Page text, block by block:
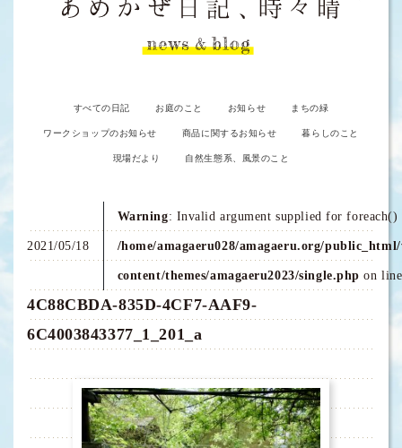
すべての日記 お庭のこと お知らせ まちの緑
ワークショップのお知らせ 商品に関するお知らせ 暮らしのこと
現場だより 自然生態系、風景のこと
2021/05/18
Warning: Invalid argument supplied for foreach()
/home/amagaeru028/amagaeru.org/
content/themes/amagaeru2023/single.php on
4C88CBDA-835D-4CF7-AAF9-
6C4003843377_1_201_a